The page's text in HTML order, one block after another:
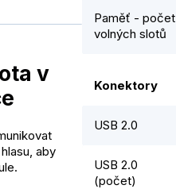
v
aby
Paměť - počet
volných slotů
Konektory
USB 2.0
USB 2.0
(počet)